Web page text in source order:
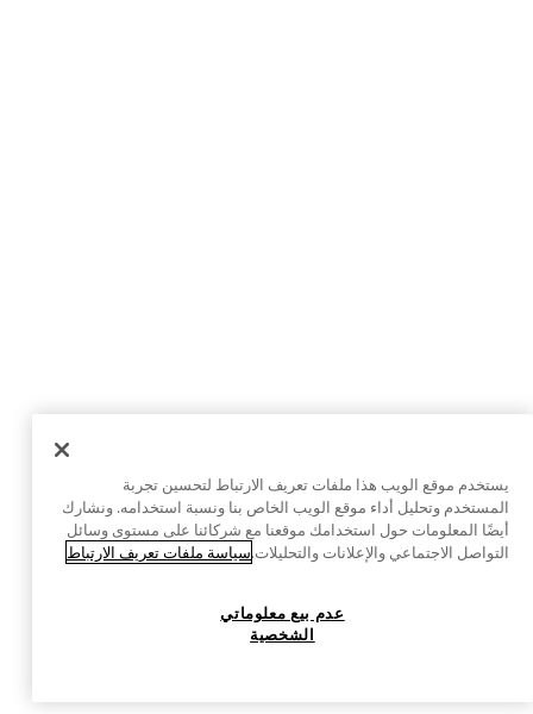
يستخدم موقع الويب هذا ملفات تعريف الارتباط لتحسين تجربة
المستخدم وتحليل أداء موقع الويب الخاص بنا ونسبة استخدامه. ونشارك
أيضًا المعلومات حول استخدامك موقعنا مع شركائنا على مستوى وسائل
التواصل الاجتماعي والإعلانات والتحليلات.سياسة ملفات تعريف الارتباط
عدم بيع معلوماتي
الشخصية